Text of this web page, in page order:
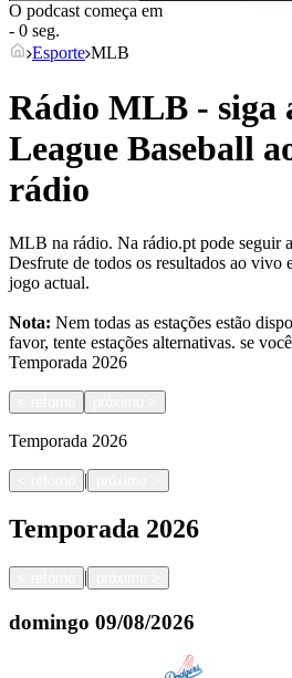
O podcast começa em
- 0 seg.
Esporte MLB
Rádio MLB - siga
League Baseball
rádio
MLB na rádio. Na rádio.pt pode seguir
Desfrute de todos os resultados ao vivo
jogo actual.
Nota: Nem todas as estações estão
favor, tente estações alternativas. se
Temporada 2026
Temporada 2026
|
Temporada 2026
|
domingo 09/08/2026